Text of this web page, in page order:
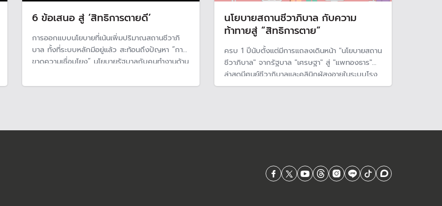
6 ข้อเสนอ สู่ ‘สิทธิการตายดี’
การออกแบบนโยบายที่เน้นเพิ่มปริมาณสถานชีวาภิ
บาล ทั้งที่ระบบหลักมีอยู่แล้ว สะท้อนถึงปัญหา “การ
ขาดความเชื่อมโยง” นโยบายรัฐบาลกับคนทำงานด้าน
อุปสรรคและความสับสน เปิด 6 ข้อเสนอ “นพ.สม
นโยบายสถานชีวาภิบาล กับความ
ท้าทายสู่ “สิทธิการตาย”
ครบ 1 ปีนับตั้งแต่มีการแถลงเดินหน้า "นโยบายสถาน
ชีวาภิบาล" จากรัฐบาล "เศรษฐา" สู่ "แพทองธาร"
ล่าสุดมีศูนย์ชีวาภิบาลและคลินิกผู้สูงอายุในระบบโรง
พยาบาล-สถานชีวาภิบาลชุมชน-บ้านชีวาภิบาลเพิ่ม